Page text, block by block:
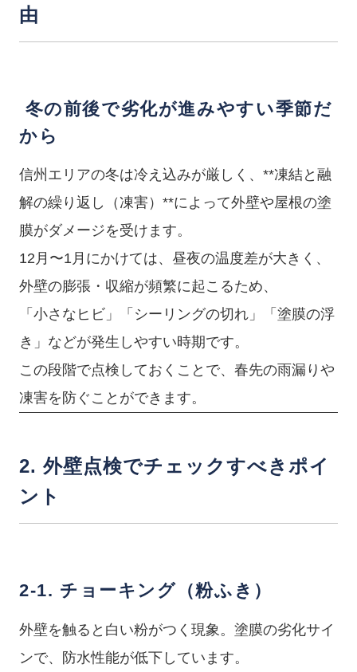
由
冬の前後で劣化が進みやすい季節だ
から
信州エリアの冬は冷え込みが厳しく、**凍結と融
解の繰り返し（凍害）**によって外壁や屋根の塗
膜がダメージを受けます。
12月〜1月にかけては、昼夜の温度差が大きく、
外壁の膨張・収縮が頻繁に起こるため、
「小さなヒビ」「シーリングの切れ」「塗膜の浮
き」などが発生しやすい時期です。
この段階で点検しておくことで、春先の雨漏りや
凍害を防ぐことができます。
2. 外壁点検でチェックすべきポイ
ント
2-1. チョーキング（粉ふき）
外壁を触ると白い粉がつく現象。塗膜の劣化サイ
ンで、防水性能が低下しています。